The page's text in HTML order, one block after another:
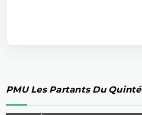
PMU Les Partants Du Quinté